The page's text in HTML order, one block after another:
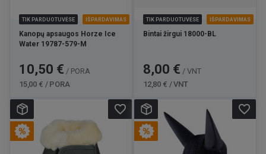
TIK PARDUOTUVĖSE IŠPARDAVIMAS
Kanopų apsaugos Horze Ice
Water 19787-579-M
Kaina
10,50 € / PORA
15,00 € / PORA
TIK PARDUOTUVĖSE IŠPARDAVIMAS
Bintai žirgui 18000-BL
Kaina
8,00 € / VNT
12,80 € / VNT
favorite_border favorite_border